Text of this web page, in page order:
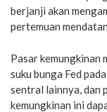
berjanji akan
pertemuan
Pasar kemungkinan
suku bunga Fed
sentral lainnya, dan
kemungkinan ini